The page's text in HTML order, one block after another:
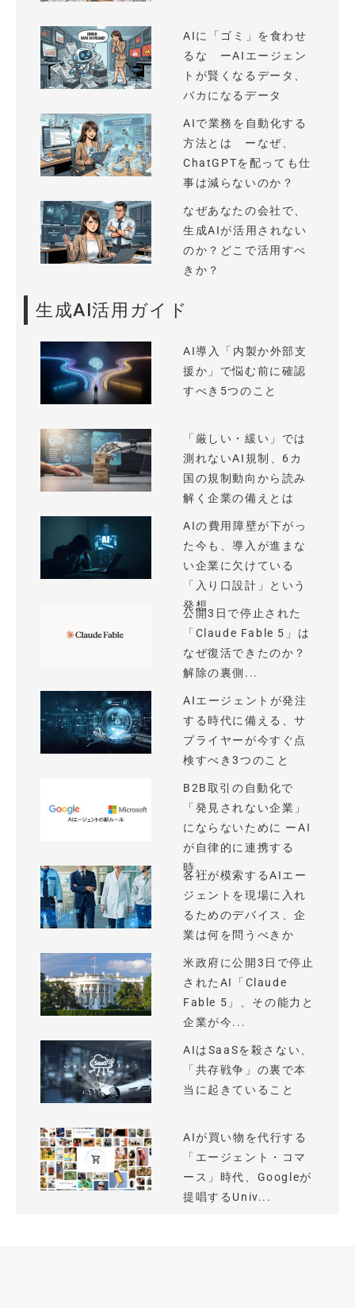
AIに「ゴミ」を食わせ
るな ーAIエージェン
トが賢くなるデータ、
バカになるデータ
AIで業務を自動化する
方法とは ーなぜ、
ChatGPTを配っても仕
事は減らないのか？
なぜあなたの会社で、
生成AIが活用されない
のか？どこで活用すべ
きか？
生成AI活用ガイド
AI導入「内製か外部支
援か」で悩む前に確認
すべき5つのこと
「厳しい・緩い」では
測れないAI規制、6カ
国の規制動向から読み
解く企業の備えとは
AIの費用障壁が下がっ
た今も、導入が進まな
い企業に欠けている
「入り口設計」という
発想
公開3日で停止された
「Claude Fable 5」は
なぜ復活できたのか？
解除の裏側...
AIエージェントが発注
する時代に備える、サ
プライヤーが今すぐ点
検すべき3つのこと
B2B取引の自動化で
「発見されない企業」
にならないために ーAI
が自律的に連携する
時...
各社が模索するAIエー
ジェントを現場に入れ
るためのデバイス、企
業は何を問うべきか
米政府に公開3日で停止
されたAI「Claude
Fable 5」、その能力と
企業が今...
AIはSaaSを殺さない、
「共存戦争」の裏で本
当に起きていること
AIが買い物を代行する
「エージェント・コマ
ース」時代、Googleが
提唱するUniv...